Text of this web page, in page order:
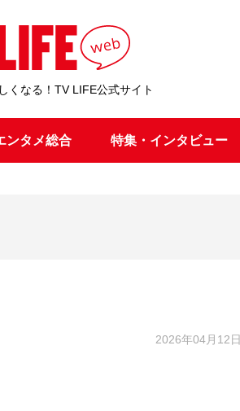
くなる！TV LIFE公式サイト
ンタメ総合 特集・インタビュー
2026年04月12日